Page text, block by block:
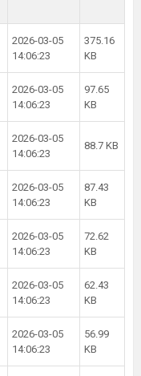
2026-03-05
14:06:23
375.16
KB
2026-03-05
14:06:23
97.65
KB
2026-03-05
14:06:23
88.7 KB
2026-03-05
14:06:23
87.43
KB
2026-03-05
14:06:23
72.62
KB
2026-03-05
14:06:23
62.43
KB
2026-03-05
14:06:23
56.99
KB